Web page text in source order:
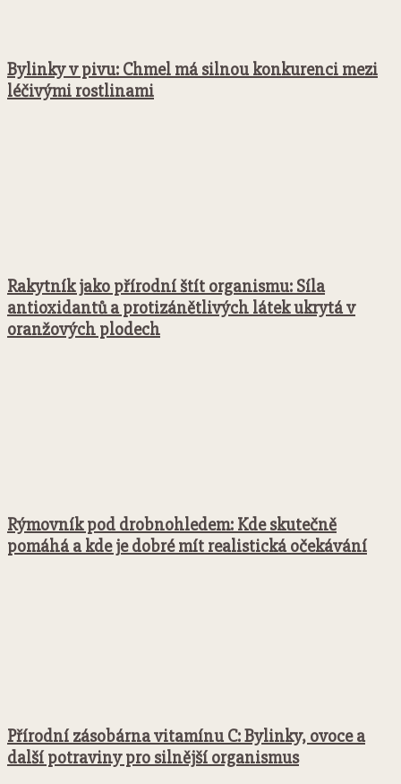
Bylinky v pivu: Chmel má silnou konkurenci mezi
léčivými rostlinami
Rakytník jako přírodní štít organismu: Síla
antioxidantů a protizánětlivých látek ukrytá v
oranžových plodech
Rýmovník pod drobnohledem: Kde skutečně
pomáhá a kde je dobré mít realistická očekávání
Přírodní zásobárna vitamínu C: Bylinky, ovoce a
další potraviny pro silnější organismus